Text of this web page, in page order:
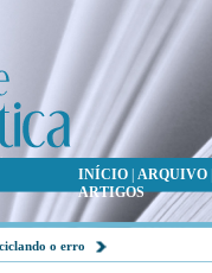
INÍCIO ARQUIVO
ARTIGOS
o erro